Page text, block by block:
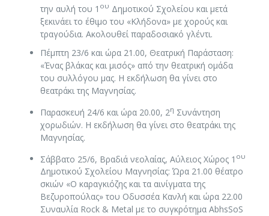
την αυλή του 1 ου Δημοτικού Σχολείου και μετά
ξεκινάει το έθιμο του «Κλήδονα» με χορούς και
τραγούδια. Ακολουθεί παραδοσιακό γλέντι.
Πέμπτη 23/6 και ώρα 21.00, Θεατρική Παράσταση:
«Ένας βλάκας και μισός» από την θεατρική ομάδα
του συλλόγου μας. Η εκδήλωση θα γίνει στο
θεατράκι της Μαγνησίας.
Παρασκευή 24/6 και ώρα 20.00, 2η Συνάντηση
χορωδιών. Η εκδήλωση θα γίνει στο θεατράκι της
Μαγνησίας.
Σάββατο 25/6, Βραδιά νεολαίας, Αύλειος Χώρος 1 ου
Δημοτικού Σχολείου Μαγνησίας: Ώρα 21.00 θέατρο
σκιών «Ο καραγκιόζης και τα αινίγματα της
Βεζυροπούλας» του Οδυσσέα Κανλή και ώρα 22.00
Συναυλία Rock & Metal με το συγκρότημα AbhsSoS